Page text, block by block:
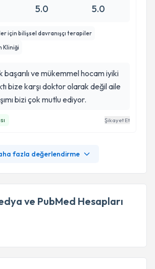
5.0 5.0
için bilişsel davranışçı terapiler
Kliniği
başarılı ve mükemmel hocam iyiki
bize karşı doktor olarak değil aile
bizi çok mutlu ediyor.
Şikayet Et
fazla değerlendirme
ve PubMed Hesapları